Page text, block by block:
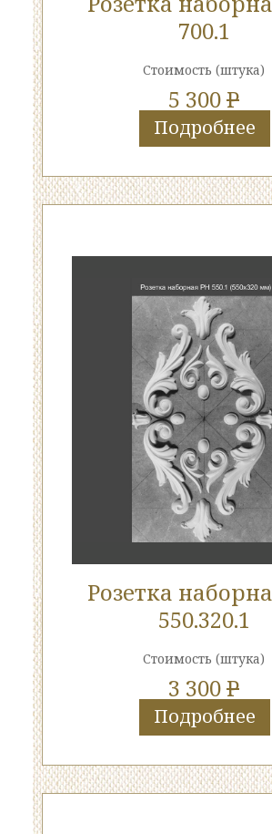
700.1
Стоимость (штука)
5 300P
Подробнее
Розетка
550.320.1
Стоимость (штука)
3 300P
Подробнее